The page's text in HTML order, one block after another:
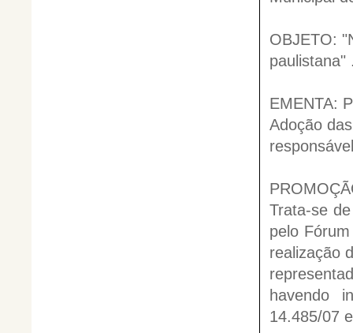
OBJETO:
paulistana"
EMENTA:
Adoção
Trata-se
pelo
realização
havendo
14.485/07